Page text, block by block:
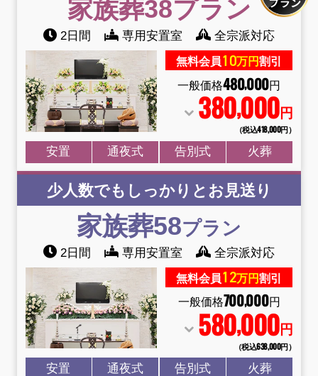
家族葬38プラン
2日間 専用安置室 全宗派対応
無料会員10万円割引
一般価格480,000円
380,000円
（税込418,000円）
安置 通夜式 告別式 火葬
少人数でもしっかりとお見送り
家族葬58プラン
2日間 専用安置室 全宗派対応
無料会員12万円割引
一般価格700,000円
580,000円
（税込638,000円）
安置 通夜式 告別式 火葬